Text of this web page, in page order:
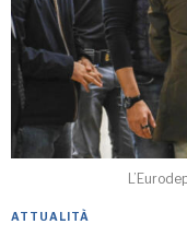
ATTUALITÀ